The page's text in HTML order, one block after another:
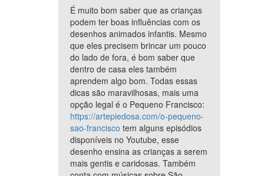
É muito bom saber que as crianças
podem ter boas influências com os
desenhos animados infantis. Mesmo
que eles precisem brincar um pouco
do lado de fora, é bom saber que
dentro de casa eles também
aprendem algo bom. Todas essas
dicas são maravilhosas, mais uma
opção legal é o Pequeno Francisco:
https://artepiedosa.com/o-pequeno-
sao-francisco tem alguns episódios
disponíveis no Youtube, esse
desenho ensina as crianças a serem
mais gentis e caridosas. Também